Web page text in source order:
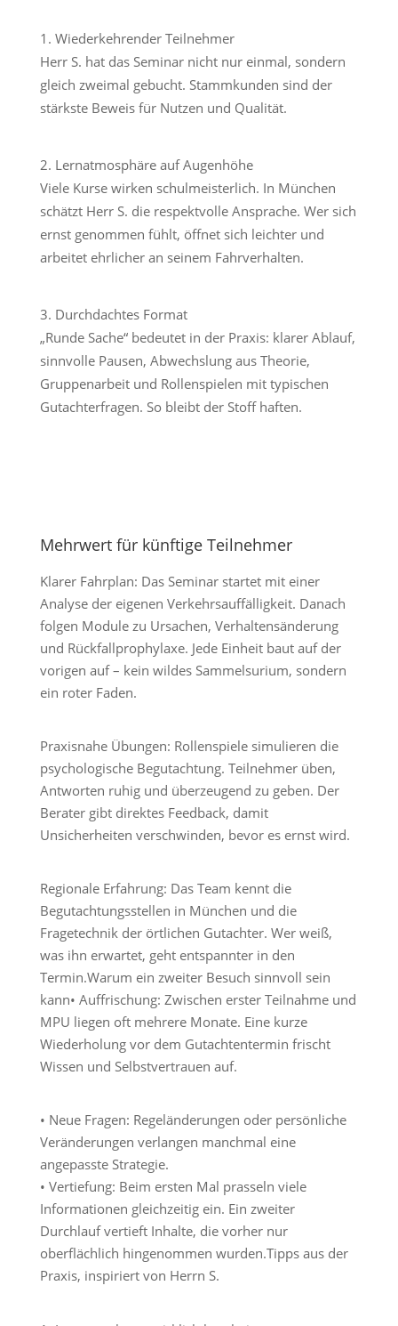
Wiederkehrender Teilnehmer
Herr S. hat das Seminar nicht nur einmal, sondern
gleich zweimal gebucht. Stammkunden sind der
stärkste Beweis für Nutzen und Qualität.
Lernatmosphäre auf Augenhöhe
Viele Kurse wirken schulmeisterlich. In München
schätzt Herr S. die respektvolle Ansprache. Wer sich
ernst genommen fühlt, öffnet sich leichter und
arbeitet ehrlicher an seinem Fahrverhalten.
Durchdachtes Format
„Runde Sache“ bedeutet in der Praxis: klarer Ablauf,
sinnvolle Pausen, Abwechslung aus Theorie,
Gruppenarbeit und Rollenspielen mit typischen
Gutachterfragen. So bleibt der Stoff haften.
Mehrwert für künftige Teilnehmer
Klarer Fahrplan: Das Seminar startet mit einer
Analyse der eigenen Verkehrsauffälligkeit. Danach
folgen Module zu Ursachen, Verhaltensänderung
und Rückfallprophylaxe. Jede Einheit baut auf der
vorigen auf – kein wildes Sammelsurium, sondern
ein roter Faden.
Praxisnahe Übungen: Rollenspiele simulieren die
psychologische Begutachtung. Teilnehmer üben,
Antworten ruhig und überzeugend zu geben. Der
Berater gibt direktes Feedback, damit
Unsicherheiten verschwinden, bevor es ernst wird.
Regionale Erfahrung: Das Team kennt die
Begutachtungsstellen in München und die
Fragetechnik der örtlichen Gutachter. Wer weiß,
was ihn erwartet, geht entspannter in den
Termin.Warum ein zweiter Besuch sinnvoll sein
kann• Auffrischung: Zwischen erster Teilnahme und
MPU liegen oft mehrere Monate. Eine kurze
Wiederholung vor dem Gutachtentermin frischt
Wissen und Selbstvertrauen auf.
• Neue Fragen: Regeländerungen oder persönliche
Veränderungen verlangen manchmal eine
angepasste Strategie.
• Vertiefung: Beim ersten Mal prasseln viele
Informationen gleichzeitig ein. Ein zweiter
Durchlauf vertieft Inhalte, die vorher nur
oberflächlich hingenommen wurden.Tipps aus der
Praxis, inspiriert von Herrn S.